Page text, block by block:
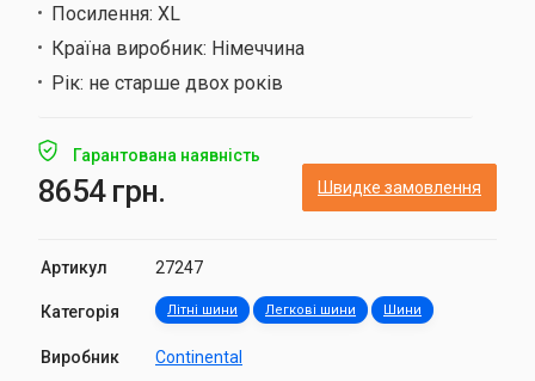
Посилення: XL
Країна виробник: Німеччина
Рік: не старше двох років
Гарантована наявність
8654 грн. Швидке замовлення
Артикул 27247
Категорія Літні шини Легкові шини Шини
Виробник Continental